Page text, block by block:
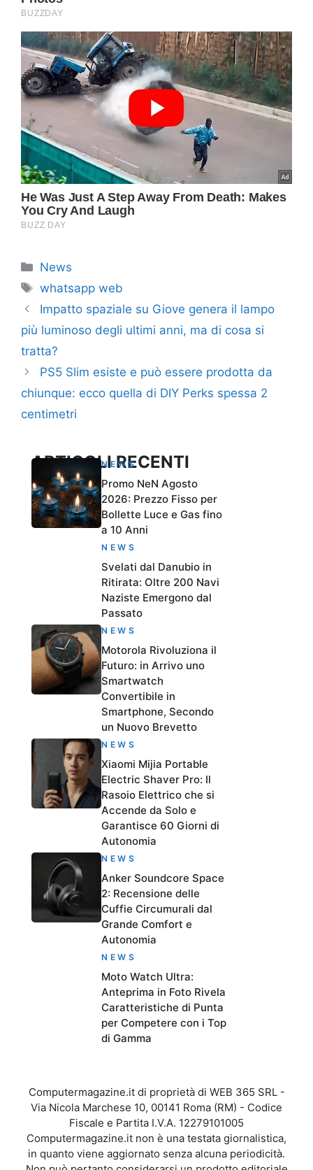
Categorie
News
Tag
whatsapp web
Impatto spaziale su Giove genera il lampo
più luminoso degli ultimi anni, ma di cosa si
tratta?
PS5 Slim esiste e può essere prodotta da
chiunque: ecco quella di DIY Perks spessa 2
centimetri
ARTICOLI RECENTI
NEWS
Promo NeN Agosto
2026: Prezzo Fisso per
Bollette Luce e Gas fino
a 10 Anni
NEWS
Svelati dal Danubio in
Ritirata: Oltre 200 Navi
Naziste Emergono dal
Passato
NEWS
Motorola Rivoluziona il
Futuro: in Arrivo uno
Smartwatch
Convertibile in
Smartphone, Secondo
un Nuovo Brevetto
NEWS
Xiaomi Mijia Portable
Electric Shaver Pro: Il
Rasoio Elettrico che si
Accende da Solo e
Garantisce 60 Giorni di
Autonomia
NEWS
Anker Soundcore Space
2: Recensione delle
Cuffie Circumurali dal
Grande Comfort e
Autonomia
NEWS
Moto Watch Ultra:
Anteprima in Foto Rivela
Caratteristiche di Punta
per Competere con i Top
di Gamma
Computermagazine.it di proprietà di WEB 365 SRL -
Via Nicola Marchese 10, 00141 Roma (RM) - Codice
Fiscale e Partita I.V.A. 12279101005
Computermagazine.it non è una testata giornalistica,
in quanto viene aggiornato senza alcuna periodicità.